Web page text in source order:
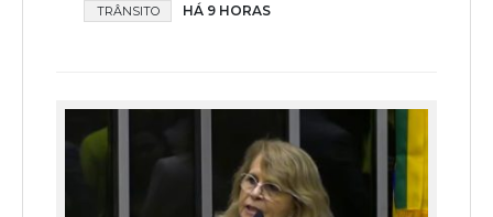
TRÂNSITO HÁ 9 HORAS